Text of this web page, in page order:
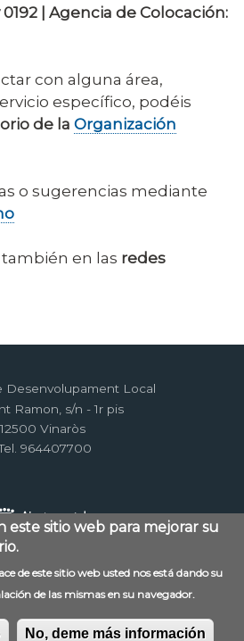
| Agencia de Colocación:
con alguna área,
específico, podéis
de la Organización
o sugerencias mediante
en las redes
Desenvolupament Local
Ramon, s/n - 1r pis
12500 Vinaròs
964407700
legal
Mapa web
RSS
este sitio web para mejorar su
de este sitio web usted nos está dando su
de las mismas en su navegador.
No, deme más información